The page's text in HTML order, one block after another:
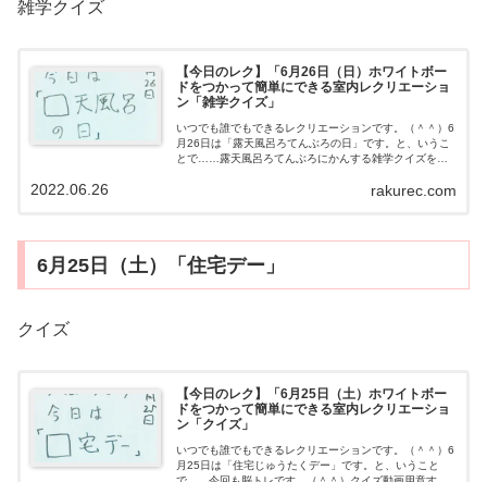
雑学クイズ
【今日のレク】「6月26日（日）ホワイトボー
ドをつかって簡単にできる室内レクリエーショ
ン「雑学クイズ」
いつでも誰でもできるレクリエーションです。（＾＾）6
月26日は「露天風呂ろてんぶろの日」です。と、いうこ
とで……露天風呂ろてんぶろにかんする雑学クイズを作
とくになしやり方雑学クイズに答えてく...rakurec.com
2022.06.26
6月25日（土）「住宅デー」
クイズ
【今日のレク】「6月25日（土）ホワイトボー
ドをつかって簡単にできる室内レクリエーショ
ン「クイズ」
いつでも誰でもできるレクリエーションです。（＾＾）6
月25日は「住宅じゅうたくデー」です。と、いうこと